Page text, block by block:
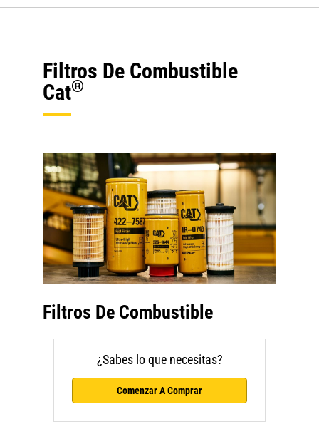
Filtros De Combustible
Cat®
Filtros De Combustible
¿Sabes lo que necesitas?
Comenzar A Comprar